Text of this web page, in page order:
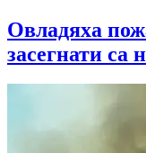
Овладяха
засегнати са